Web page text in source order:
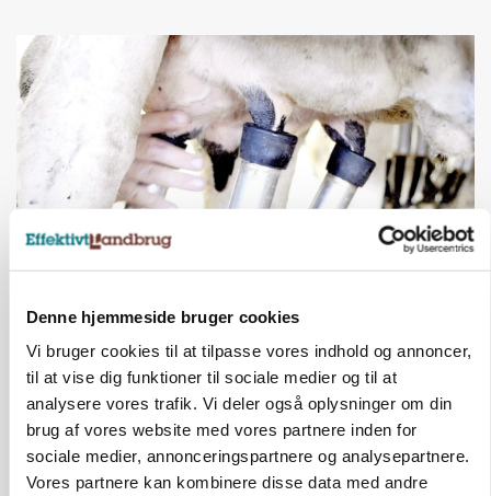
Denne hjemmeside bruger cookies
Vi bruger cookies til at tilpasse vores indhold og annoncer,
til at vise dig funktioner til sociale medier og til at
analysere vores trafik. Vi deler også oplysninger om din
brug af vores website med vores partnere inden for
sociale medier, annonceringspartnere og analysepartnere.
Vores partnere kan kombinere disse data med andre
Russisk mælkepris dykker 23 procent
Annonce